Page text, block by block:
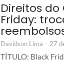
Direitos
Friday:
Davidson Lima - 27
TÍTULO: Black